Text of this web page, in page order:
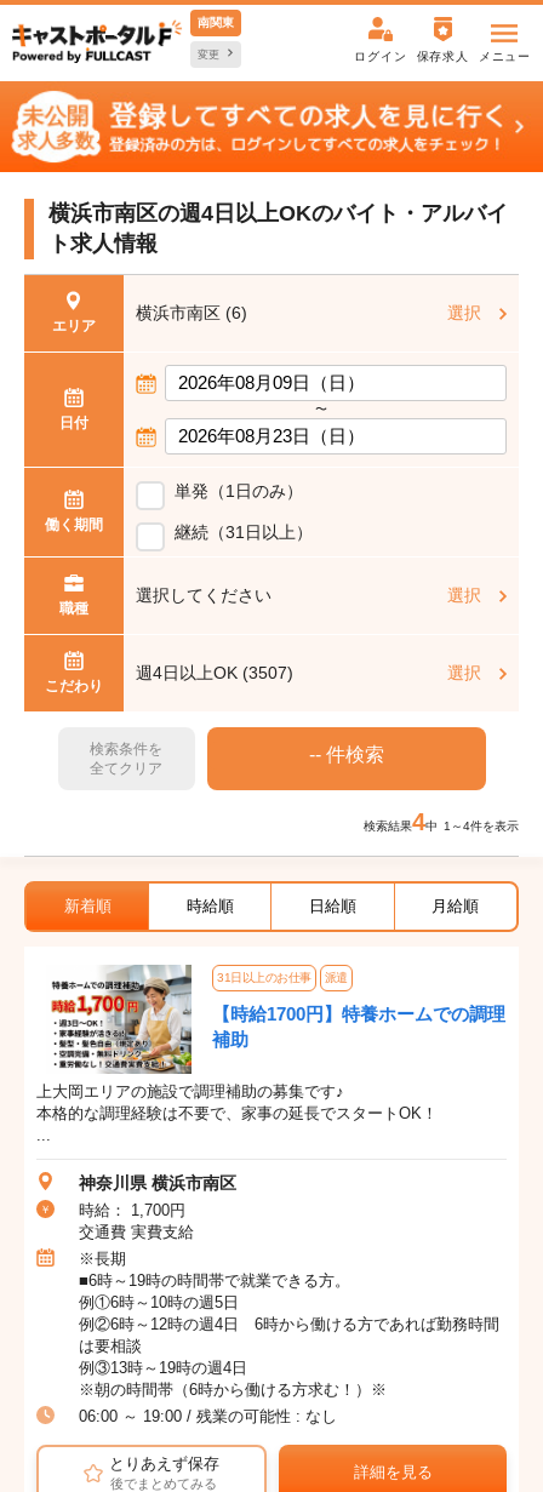
南関東
変更 ログイン 保存求人 メニュー
横浜市南区の週4日以上OKのバイト・アルバイ
ト求人情報
エリア
横浜市南区 (6) 選択
日付
〜
働く期間
単発（1日のみ）
継続（31日以上）
職種
選択してください 選択
こだわり
週4日以上OK (3507) 選択
検索条件を
全てクリア
検索結果4中 1～4件を表示
新着順 時給順 日給順 月給順
31日以上のお仕事 派遣
【時給1700円】特養ホームでの調理
補助
上大岡エリアの施設で調理補助の募集です♪
本格的な調理経験は不要で、家事の延長でスタートOK！
神奈川県 横浜市南区
時給： 1,700円
交通費 実費支給
※長期
■6時～19時の時間帯で就業できる方。
例①6時～10時の週5日
例②6時～12時の週4日 6時から働ける方であれば勤務時間
は要相談
例③13時～19時の週4日
※朝の時間帯（6時から働ける方求む！）※
06:00 ～ 19:00 / 残業の可能性 : なし
とりあえず保存
後でまとめてみる
詳細を見る